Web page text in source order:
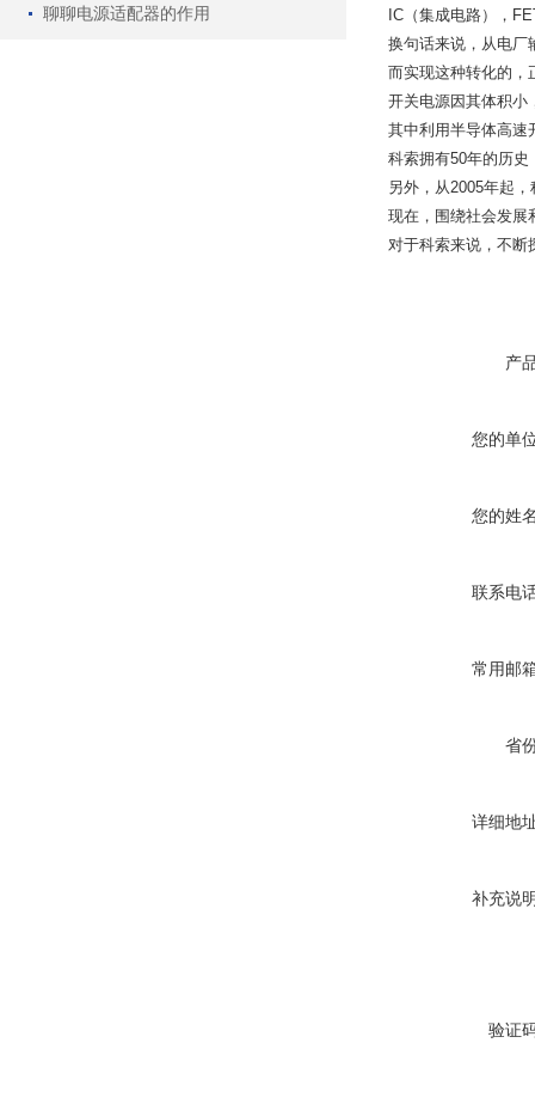
聊聊电源适配器的作用
IC （集成电路），
换句话来说，从电厂
而实现这种转化的，
开关电源因其体积小
其中利用半导体高速
科索拥有50年的历史
另外，从2005年起，
现在，围绕社会发展
对于科索来说，不断
产
您的单
您的姓
联系电
常用邮
省
详细地
补充说
验证